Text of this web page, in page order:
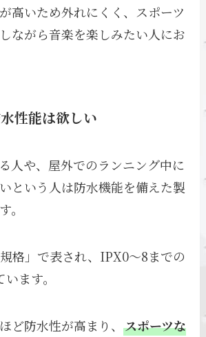
高いため外れにくく、スポーツ
ながら音楽を楽しみたい人にお
性能は欲しい
人や、屋外でのランニング中に
という人は防水機能を備えた製
。
格」で表され、IPX0〜8までの
ます。
ど防水性が高まり、スポーツな